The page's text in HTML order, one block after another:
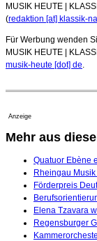
MUSIK HEUTE |
(redaktion [at] klassik-
Für Werbung wenden
MUSIK HEUTE |
musik-heute [dot] de
Anzeige
Mehr aus
Quatuor Ebène
Rheingau
Förderpreis
Elena Tzavara
Regensburger